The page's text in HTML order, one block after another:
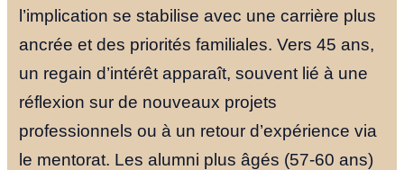
l’implication se stabilise avec une carrière plus
ancrée et des priorités familiales. Vers 45 ans,
un regain d’intérêt apparaît, souvent lié à une
réflexion sur de nouveaux projets
professionnels ou à un retour d’expérience via
le mentorat. Les alumni plus âgés (57-60 ans)